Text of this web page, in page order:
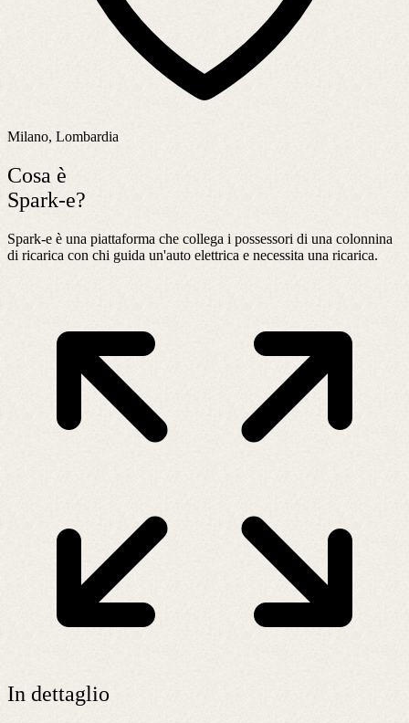
Milano, Lombardia
Cosa è
Spark-e?
Spark-e è una piattaforma che collega i possessori di una colonnina
di ricarica con chi guida un'auto elettrica e necessita una ricarica.
In dettaglio